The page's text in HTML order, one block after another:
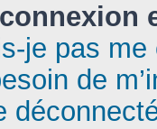
je pas
de